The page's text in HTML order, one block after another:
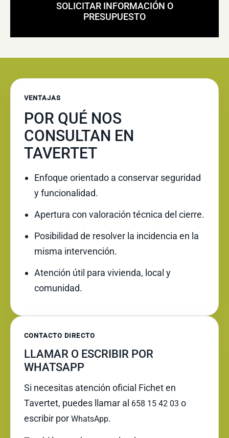
SOLICITAR INFORMACIÓN O
PRESUPUESTO
VENTAJAS
POR QUÉ NOS
CONSULTAN EN
TAVERTET
Enfoque orientado a conservar seguridad
y funcionalidad.
Apertura con valoración técnica del cierre.
Posibilidad de resolver la incidencia en la
misma intervención.
Atención útil para vivienda, local y
comunidad.
CONTACTO DIRECTO
LLAMAR O ESCRIBIR POR
WHATSAPP
Si necesitas atención oficial Fichet en
Tavertet, puedes llamar al 658 15 42 03 o
escribir por WhatsApp.